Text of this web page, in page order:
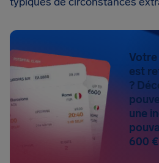
Votre
est
?
une
600 €